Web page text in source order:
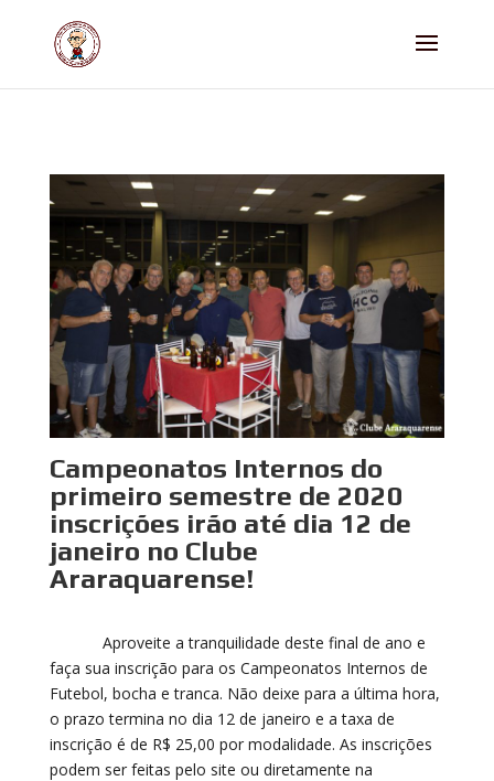
Campeonatos Internos do
primeiro semestre de 2020
inscrições irão até dia 12 de
janeiro no Clube
Araraquarense!
Aproveite a tranquilidade deste final de ano e
faça sua inscrição para os Campeonatos Internos de
Futebol, bocha e tranca. Não deixe para a última hora,
o prazo termina no dia 12 de janeiro e a taxa de
inscrição é de R$ 25,00 por modalidade. As inscrições
podem ser feitas pelo site ou diretamente na